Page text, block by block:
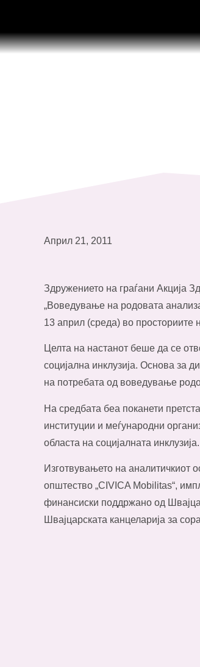
Април 21, 2011
Здружението на граѓани Акција
„Воведување на родовата
13 април (среда) во просториите
Целта на настанот беше да се
социјална инклузија. Основа за
на потребата од воведување
На средбата беа поканети
институции и меѓународни
областа на социјалната инклузија.
Изготвувањето на аналитичкиот
општество „CIVICA Mobilitas“,
финансиски поддржано од
Швајцарската канцеларија за